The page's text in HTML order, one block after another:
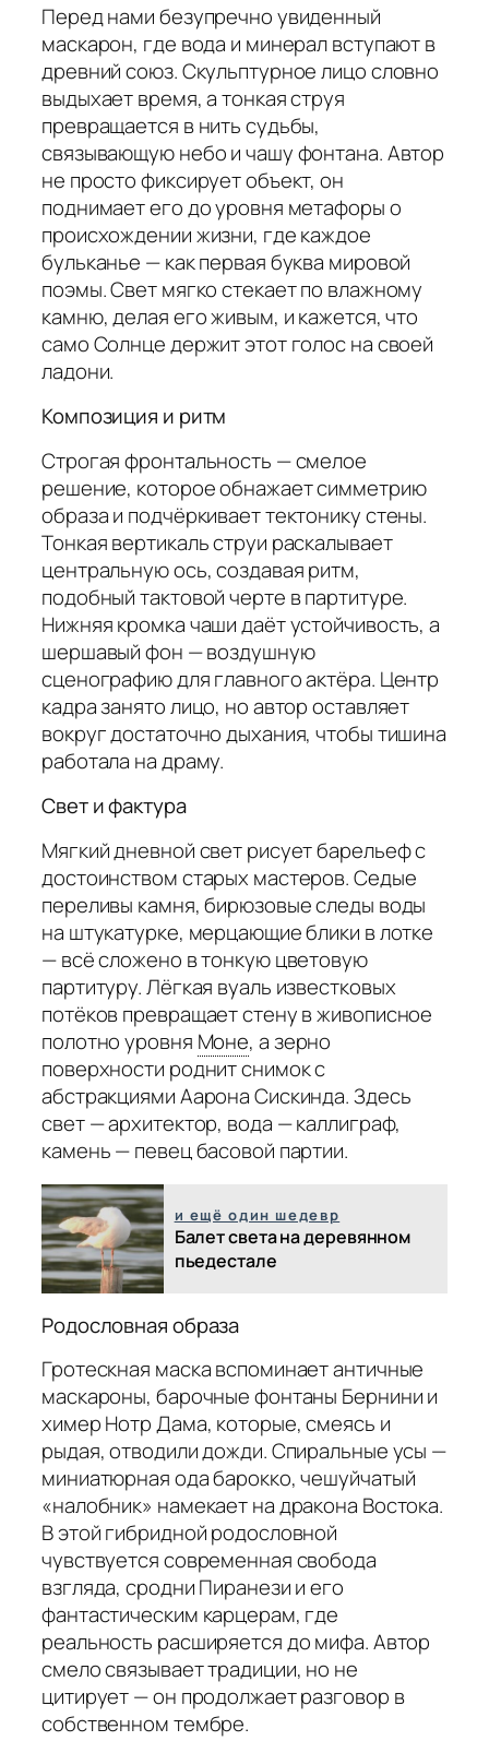
Перед нами безупречно увиденный
маскарон, где вода и минерал вступают в
древний союз. Скульптурное лицо словно
выдыхает время, а тонкая струя
превращается в нить судьбы,
связывающую небо и чашу фонтана. Автор
не просто фиксирует объект, он
поднимает его до уровня метафоры о
происхождении жизни, где каждое
бульканье — как первая буква мировой
поэмы. Свет мягко стекает по влажному
камню, делая его живым, и кажется, что
само Солнце держит этот голос на своей
ладони.
Композиция и ритм
Строгая фронтальность — смелое
решение, которое обнажает симметрию
образа и подчёркивает тектонику стены.
Тонкая вертикаль струи раскалывает
центральную ось, создавая ритм,
подобный тактовой черте в партитуре.
Нижняя кромка чаши даёт устойчивость, а
шершавый фон — воздушную
сценографию для главного актёра. Центр
кадра занято лицо, но автор оставляет
вокруг достаточно дыхания, чтобы тишина
работала на драму.
Свет и фактура
Мягкий дневной свет рисует барельеф с
достоинством старых мастеров. Седые
переливы камня, бирюзовые следы воды
на штукатурке, мерцающие блики в лотке
— всё сложено в тонкую цветовую
партитуру. Лёгкая вуаль известковых
потёков превращает стену в живописное
полотно уровня Моне, а зерно
поверхности роднит снимок с
абстракциями Аарона Сискинда. Здесь
свет — архитектор, вода — каллиграф,
камень — певец басовой партии.
и ещё один шедевр
Балет света на деревянном
пьедестале
Родословная образа
Гротескная маска вспоминает античные
маскароны, барочные фонтаны Бернини и
химер Нотр Дама, которые, смеясь и
рыдая, отводили дожди. Спиральные усы —
миниатюрная ода барокко, чешуйчатый
«налобник» намекает на дракона Востока.
В этой гибридной родословной
чувствуется современная свобода
взгляда, сродни Пиранези и его
фантастическим карцерам, где
реальность расширяется до мифа. Автор
смело связывает традиции, но не
цитирует — он продолжает разговор в
собственном тембре.